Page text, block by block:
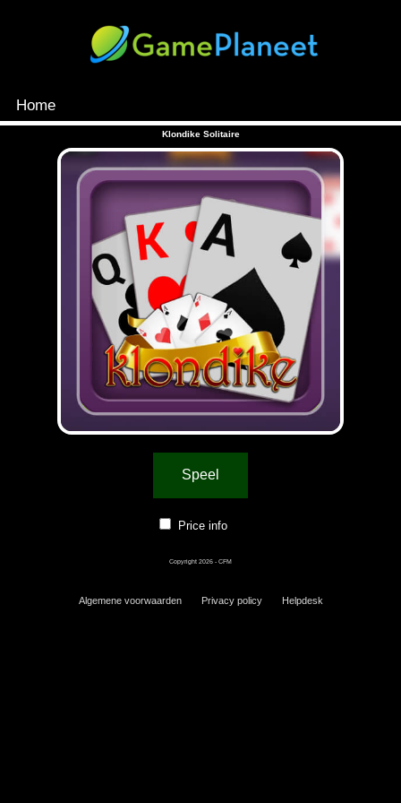
Home
Klondike Solitaire
Speel
Price info
Copyright 2026 - CFM
Algemene voorwaarden Privacy policy Helpdesk